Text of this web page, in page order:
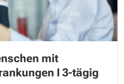
mit
I 3-tägig